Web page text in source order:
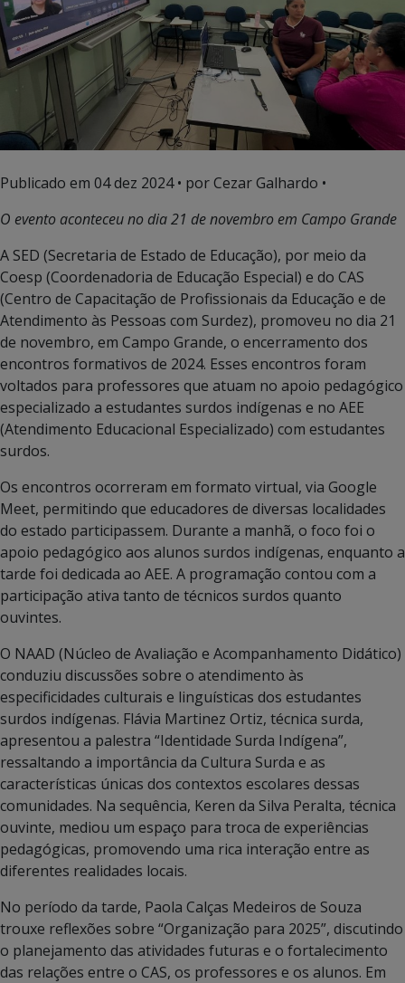
Publicado em 04 dez 2024• por Cezar Galhardo •
O evento aconteceu no dia 21 de novembro em Campo Grande
A SED (Secretaria de Estado de Educação), por meio da
Coesp (Coordenadoria de Educação Especial) e do CAS
(Centro de Capacitação de Profissionais da Educação e de
Atendimento às Pessoas com Surdez), promoveu no dia 21
de novembro, em Campo Grande, o encerramento dos
encontros formativos de 2024. Esses encontros foram
voltados para professores que atuam no apoio pedagógico
especializado a estudantes surdos indígenas e no AEE
(Atendimento Educacional Especializado) com estudantes
surdos.
Os encontros ocorreram em formato virtual, via Google
Meet, permitindo que educadores de diversas localidades
do estado participassem. Durante a manhã, o foco foi o
apoio pedagógico aos alunos surdos indígenas, enquanto a
tarde foi dedicada ao AEE. A programação contou com a
participação ativa tanto de técnicos surdos quanto
ouvintes.
O NAAD (Núcleo de Avaliação e Acompanhamento Didático)
conduziu discussões sobre o atendimento às
especificidades culturais e linguísticas dos estudantes
surdos indígenas. Flávia Martinez Ortiz, técnica surda,
apresentou a palestra “Identidade Surda Indígena”,
ressaltando a importância da Cultura Surda e as
características únicas dos contextos escolares dessas
comunidades. Na sequência, Keren da Silva Peralta, técnica
ouvinte, mediou um espaço para troca de experiências
pedagógicas, promovendo uma rica interação entre as
diferentes realidades locais.
No período da tarde, Paola Calças Medeiros de Souza
trouxe reflexões sobre “Organização para 2025”, discutindo
o planejamento das atividades futuras e o fortalecimento
das relações entre o CAS, os professores e os alunos. Em